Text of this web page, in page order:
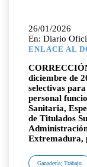
26/01/2026
En: Diario
ENLACE AL
diciembre de
selectivas
personal
Sanitaria,
de Titulados
Extremadura,
Ganadería; Trabajo